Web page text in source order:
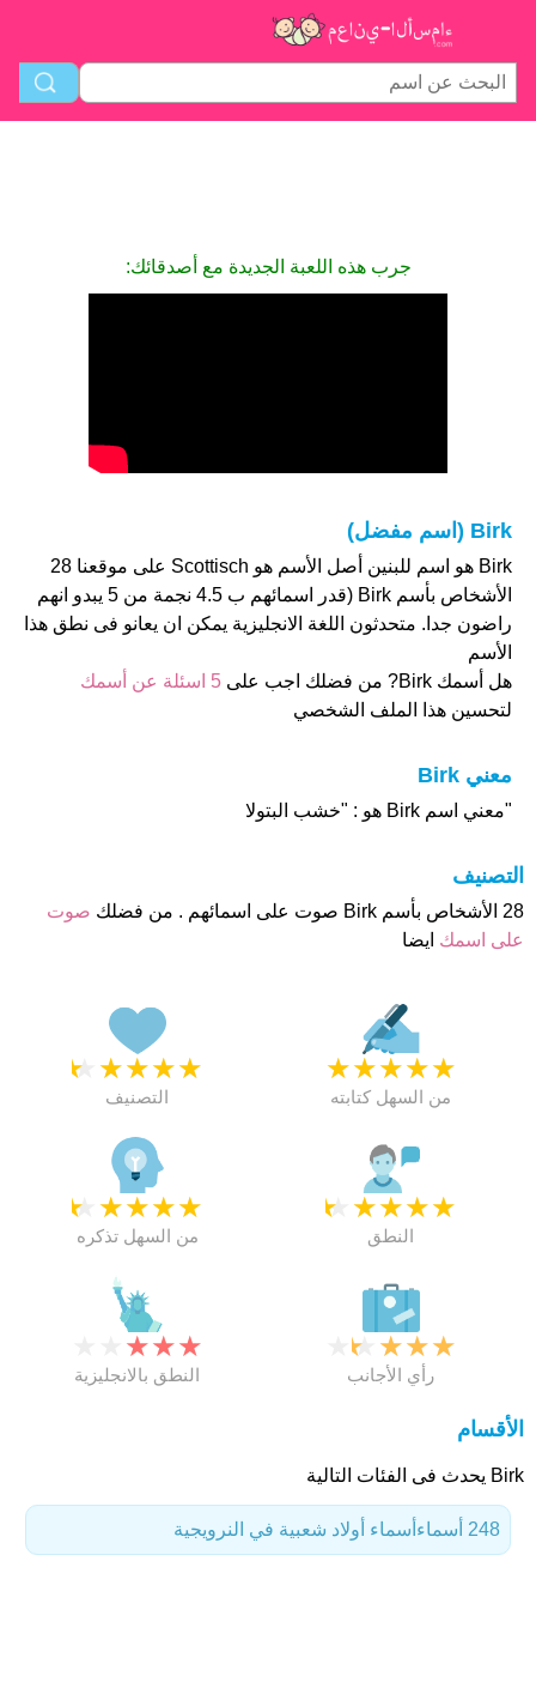
جرب هذه اللعبة الجديدة مع أصدقائك:
Birk (اسم مفضل)
Birk هو اسم للبنين أصل الأسم هو Scottisch على موقعنا 28
الأشخاص بأسم Birk (قدر اسمائهم ب 4.5 نجمة من 5 يبدو انهم
راضون جدا. متحدثون اللغة الانجليزية يمكن ان يعانو فى نطق هذا
الأسم
هل أسمك Birk? من فضلك اجب على
5 اسئلة عن أسمك
لتحسين هذا الملف الشخصي
معني Birk
"معني اسم Birk هو : "خشب البتولا
التصنيف
28 الأشخاص بأسم Birk صوت على اسمائهم . من فضلك
صوت
على اسمك ايضا
★
★
★
★
★
التصنيف
★
★
★
★
★
من السهل كتابته
★
★
★
★
★
من السهل تذكره
★
★
★
★
★
النطق
★
★
★
النطق بالانجليزية
★
★
★
★
رأي الأجانب
الأقسام
Birk يحدث فى الفئات التالية
أسماء أولاد شعبية في النرويجية 248 أسماء